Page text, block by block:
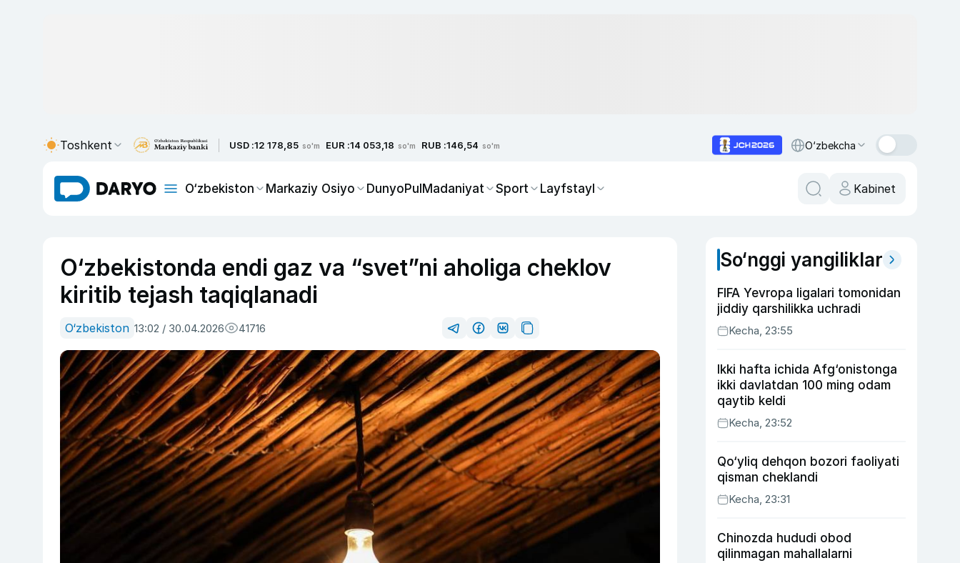
Toshkent USD :12 178,85 so'm EUR :14 053,18 so'm RUB :146,54 so'm O‘zbekcha
O‘zbekiston Markaziy Osiyo DunyoPulMadaniyat Sport Layfstayl Kabinet
O‘zbekistonda endi gaz va “svet”ni aholiga cheklov
kiritib tejash taqiqlanadi
O‘zbekiston 13:02 / 30.04.2026 41716
So‘nggi yangiliklar
FIFA Yevropa ligalari tomonidan
jiddiy qarshilikka uchradi
Kecha, 23:55
Ikki hafta ichida Afg‘onistonga
ikki davlatdan 100 ming odam
qaytib keldi
Kecha, 23:52
Qo‘yliq dehqon bozori faoliyati
qisman cheklandi
Kecha, 23:31
Chinozda hududi obod
qilinmagan mahallalarni